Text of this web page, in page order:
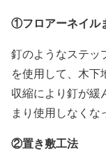
①フロアーネイル
釘のようなステッ
を使用して、木下
収縮により釘が緩
まり使用しなくな
②置き敷工法